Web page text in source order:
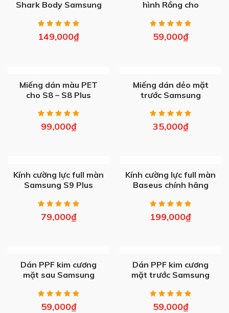
Shark Body Samsung
149,000₫
hình Rồng cho
59,000₫
OUT OF STOCK
Miếng dán màu PET
cho S8 – S8 Plus
99,000₫
OUT OF STOCK
Miếng dán dẻo mặt
trước Samsung
35,000₫
OUT OF STOCK
Kính cường lực full màn
Samsung S9 Plus
79,000₫
OUT OF STOCK
Kính cường lực full màn
Baseus chính hãng
S9/ Plus
199,000₫
OUT OF STOCK
Dán PPF kim cương
mặt sau Samsung
59,000₫
OUT OF STOCK
Dán PPF kim cương
mặt trước Samsung
59,000₫